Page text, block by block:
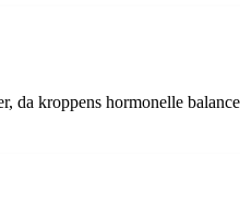
da kroppens hormonelle